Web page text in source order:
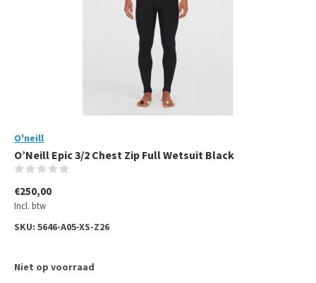
O'neill
O’Neill Epic 3/2 Chest Zip Full Wetsuit Black
€250,00
Incl. btw
SKU: 5646-A05-XS-Z26
Niet op voorraad